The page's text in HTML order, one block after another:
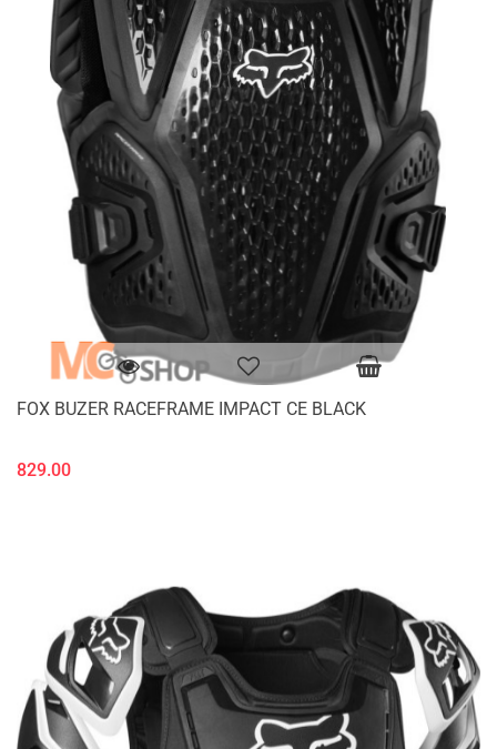
FOX BUZER RACEFRAME IMPACT CE BLACK
829.00